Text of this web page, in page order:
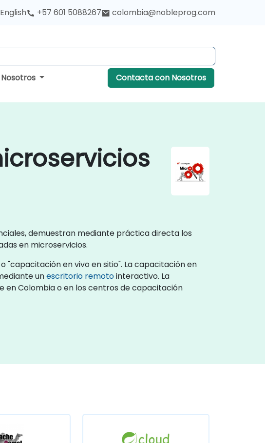
English +57 601 5088267 colombia@nobleprog.com
Nosotros Contacta con Nosotros
demuestran mediante práctica directa los
en microservicios.
"capacitación en vivo en sitio". La capacitación en
unescritorio remotointeractivo. La
en Colombia o en los centros de capacitación